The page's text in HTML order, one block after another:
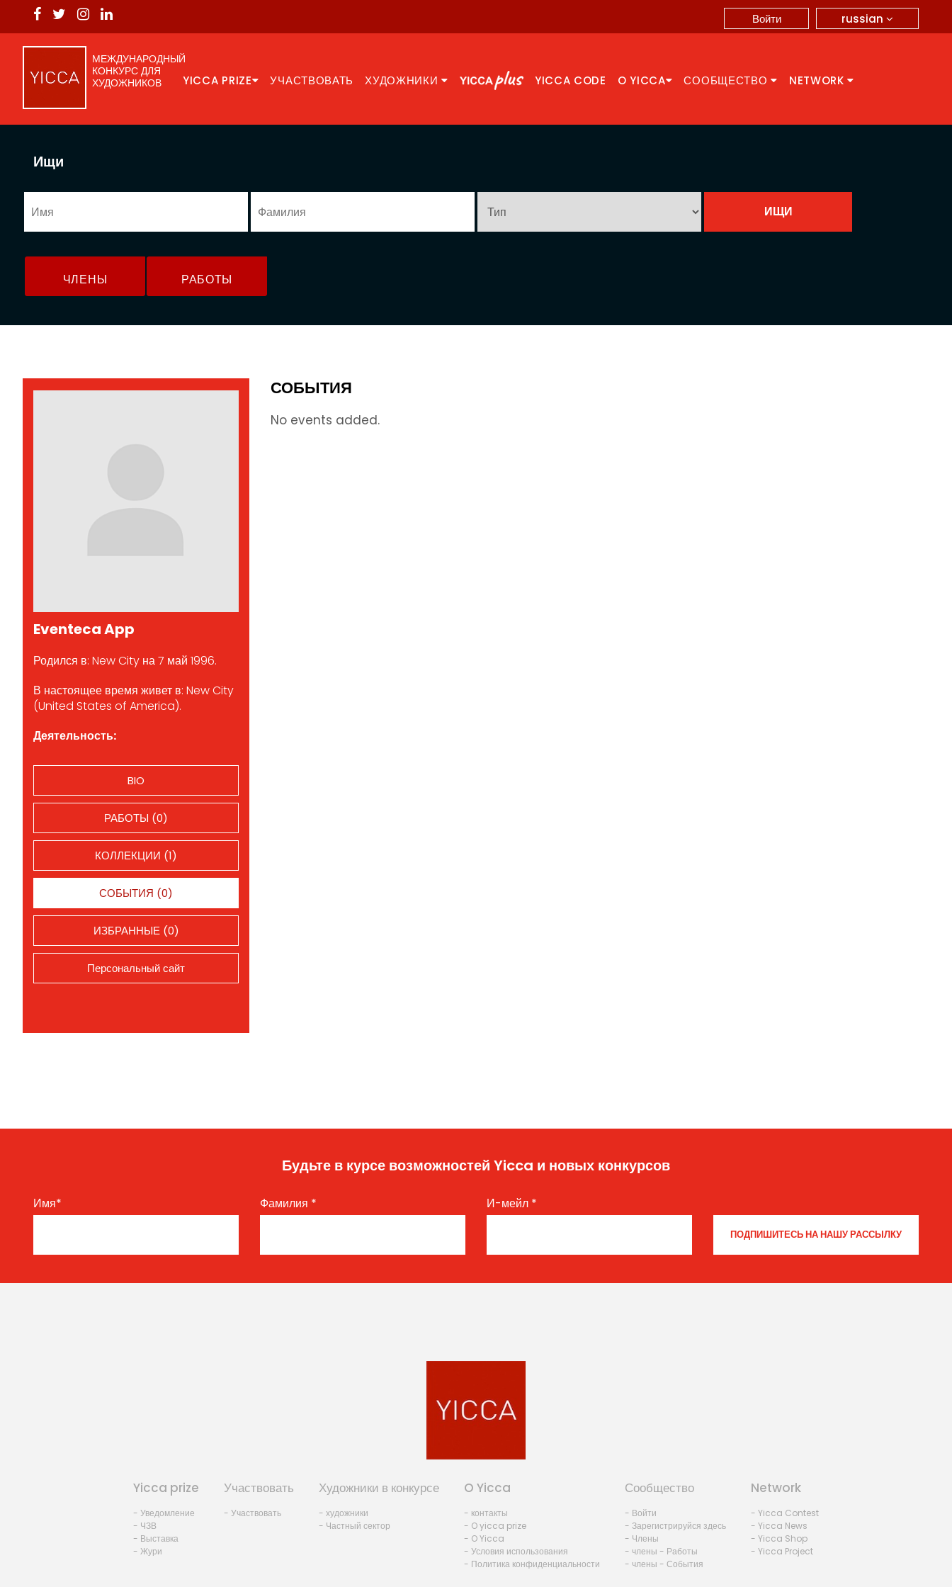
russian
Войти
МЕЖДУНАРОДНЫЙ
КОНКУРС ДЛЯ
ХУДОЖНИКОВ
YICCA PRIZE УЧАСТВОВАТЬ ХУДОЖНИКИ YICCA CODE O YICCA СООБЩЕСТВО NETWORK
Ищи
ЧЛЕНЫ РАБОТЫ
Eventeca App
Родился в: New City на 7 май 1996.
В настоящее время живет в: New City
(United States of America).
Деятельность:
BIO
РАБОТЫ (0)
КОЛЛЕКЦИИ (1)
СОБЫТИЯ (0)
ИЗБРАННЫЕ (0)
Персональный сайт
СОБЫТИЯ
No events added.
Будьте в курсе возможностей Yicca и новых конкурсов
Имя* Фамилия * И-мейл *
Yicca prize
- Уведомление
- ЧЗВ
- Выставка
- Жури
Участвовать
- Участвовать
Художники в конкурсе
- художники
- Частный сектор
O Yicca
- контакты
- O yicca prize
- O Yicca
- Условия использования
- Политика конфиденциальности
Сообщество
- Войти
- Зарегистрируйся здесь
- Члены
- члены - Работы
- члены - События
Network
- Yicca Contest
- Yicca News
- Yicca Shop
- Yicca Project